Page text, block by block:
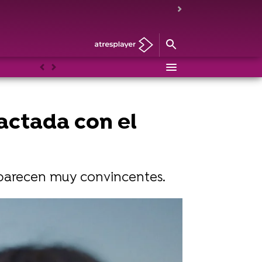
AnteriorSiguiente
con el
muy convincentes.